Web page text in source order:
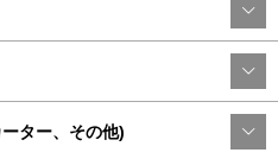
ター、その他)